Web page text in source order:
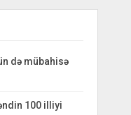
də mübahisə
100 illiyi